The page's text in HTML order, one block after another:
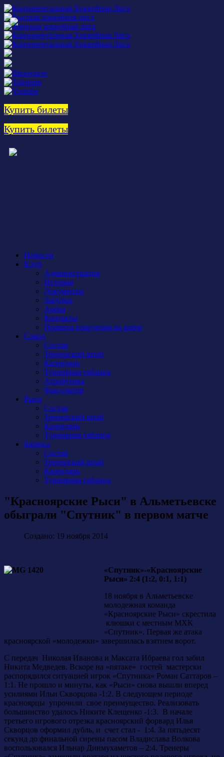
Купить билеты
Купить билеты
Новости
Клуб
Администрация
История
Документы
Закупки
Арена
Контакты
Правила поведения на арене
Сокол
Состав
Тренерский штаб
Календарь
Турнирная таблица
Атрибутика
Фан-сектор
Рыси
Состав
Тренерский штаб
Календарь
Турнирная таблица
Бирюса
Состав
Тренерский штаб
Календарь
Турнирная таблица
"Красноярские Рыси" в Альметьевске
обыграли "Спутник" в первом матче
Создано: 19 ноября 2014
«Спутник»-«Красноярские
Рыси» 2:4 (1:2, 0:1, 1:1)
18 ноября в Альметьевске
молодежная команда
«Красноярские Рыси» скрестила
клюшки с местным МХК
«Спутник». Первая же атака
красноярской «молодежки» завершилась взятием ворот.
С передач Николая Иванова и Максата Ибраева гол забил
Никита Медведев. Вскоре на «пятаке» гостей мастерски
распорядился ситуацией игрок «Спутника» Роман Саттаров –
1:1. Не прошло и минуты, как «Рыси» снова вышли вперед
усилиями Ильи Скворцова -1:2. В следующем периоде
красноярцы упрочили свое преимущество. Реализовать
большинство удалось Никите Клещенко -1:3. В начале
третьего игрового отрезка красноярский форвард Илья
Скворцов оформил дубль, и счет стал - 1:4. За пятьдесят
секунд до финальной сирены пасом Владислава Волкова
воспользовался Ильнар Динмухаметов – 2:4. Тренеры